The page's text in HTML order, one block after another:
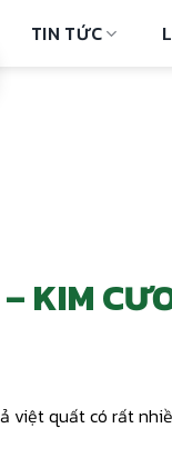
TIN TỨC
KIM
việt quất có rất